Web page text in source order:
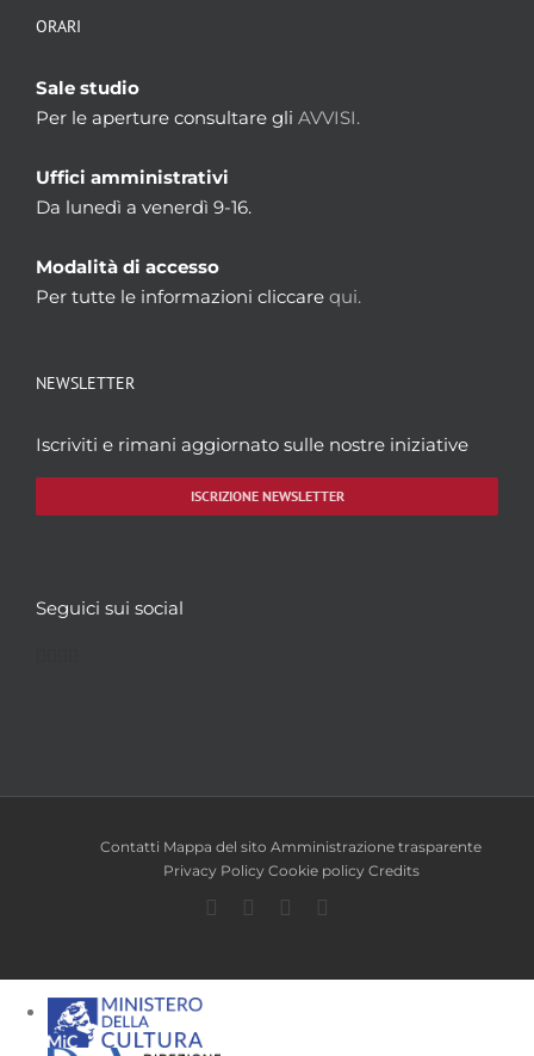
ORARI
Sale studio
Per le aperture consultare gli AVVISI.
Uffici amministrativi
Da lunedì a venerdì 9-16.
Modalità di accesso
Per tutte le informazioni cliccare qui.
NEWSLETTER
Iscriviti e rimani aggiornato sulle nostre iniziative
ISCRIZIONE NEWSLETTER
Seguici sui social
Contatti Mappa del sito Amministrazione trasparente
Privacy Policy Cookie policy Credits
Facebook
TwitterYouTube